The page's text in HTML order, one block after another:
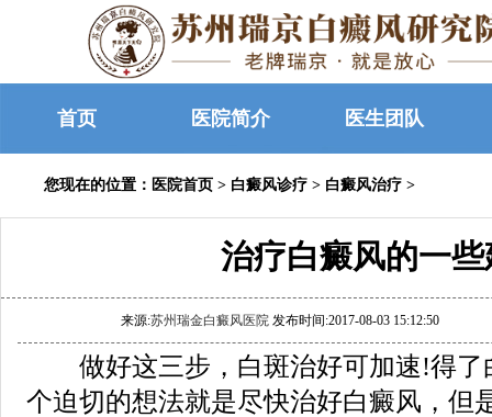
首页 医院简介 医生团队
您现在的位置： 医院首页 > 白癜风诊疗 > 白癜风治疗 >
治疗白癜风的一
来源:苏州瑞金白癜风医院 发布时间:2017-08-03 15:12:50
做好这三步，白斑治好可加速!得了
个迫切的想法就是尽快治好白癜风，但